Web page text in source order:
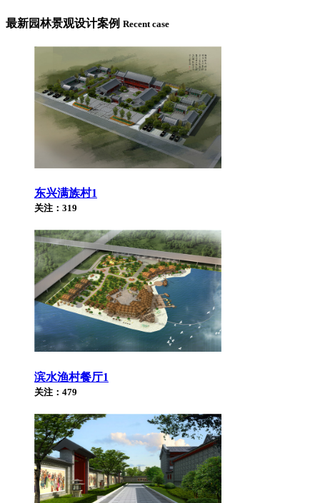
最新园林景观设计案例 Recent case
东兴满族村1
关注：319
滨水渔村餐厅1
关注：479